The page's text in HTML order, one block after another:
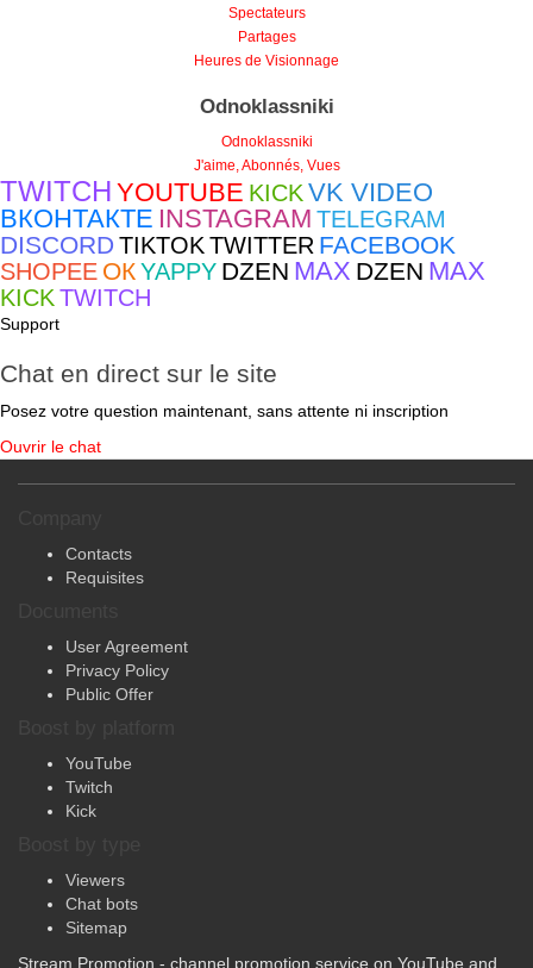
Spectateurs
Partages
Heures de Visionnage
Odnoklassniki
Odnoklassniki
J'aime, Abonnés, Vues
TWITCH YOUTUBE KICK VK VIDEO
ВКОНТАКТЕ INSTAGRAM TELEGRAM
DISCORD TIKTOK TWITTER FACEBOOK
SHOPEE ОКYAPPY DZEN MAX DZEN MAX
KICK TWITCH
Support
Chat en direct sur le site
Posez votre question maintenant, sans attente ni inscription
Ouvrir le chat
Contacts
Requisites
User Agreement
Privacy Policy
Public Offer
YouTube
Twitch
Kick
Viewers
Chat bots
Sitemap
Stream Promotion - channel promotion service on YouTube and